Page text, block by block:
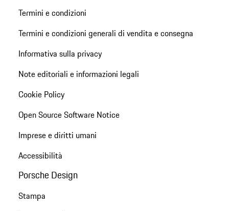
Termini e condizioni
Termini e condizioni generali di vendita e consegna
Informativa sulla privacy
Note editoriali e informazioni legali
Cookie Policy
Open Source Software Notice
Imprese e diritti umani
Accessibilità
Porsche Design
Stampa